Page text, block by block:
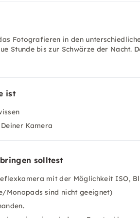
Fotografieren in den
Stunde bis zur Schwärze der Nacht.
ist
Kamera
solltest
mit der Möglichkeit ISO,
Monopads sind nicht geeignet)